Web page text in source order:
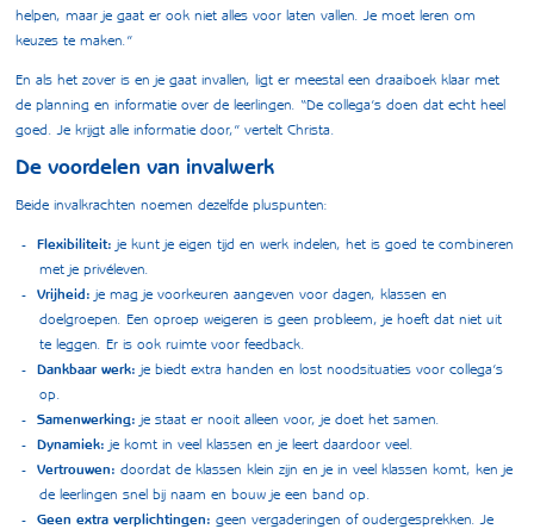
helpen, maar je gaat er ook niet alles voor laten vallen. Je moet leren om
keuzes te maken.”
En als het zover is en je gaat invallen, ligt er meestal een draaiboek klaar met
de planning en informatie over de leerlingen. “De collega’s doen dat echt heel
goed. Je krijgt alle informatie door,” vertelt Christa.
De voordelen van invalwerk
Beide invalkrachten noemen dezelfde pluspunten:
Flexibiliteit: je kunt je eigen tijd en werk indelen, het is goed te combineren
met je privéleven.
Vrijheid: je mag je voorkeuren aangeven voor dagen, klassen en
doelgroepen. Een oproep weigeren is geen probleem, je hoeft dat niet uit
te leggen. Er is ook ruimte voor feedback.
Dankbaar werk: je biedt extra handen en lost noodsituaties voor collega’s
op.
Samenwerking: je staat er nooit alleen voor, je doet het samen.
Dynamiek: je komt in veel klassen en je leert daardoor veel.
Vertrouwen: doordat de klassen klein zijn en je in veel klassen komt, ken je
de leerlingen snel bij naam en bouw je een band op.
Geen extra verplichtingen: geen vergaderingen of oudergesprekken. Je